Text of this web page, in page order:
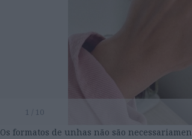
1 / 10
Os formatos de unhas não são